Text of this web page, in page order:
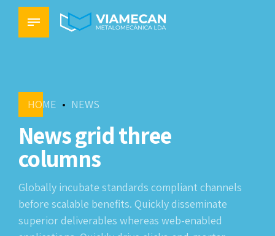
HOME NEWS
News grid three
columns
Globally incubate standards compliant channels
before scalable benefits. Quickly disseminate
superior deliverables whereas web-enabled